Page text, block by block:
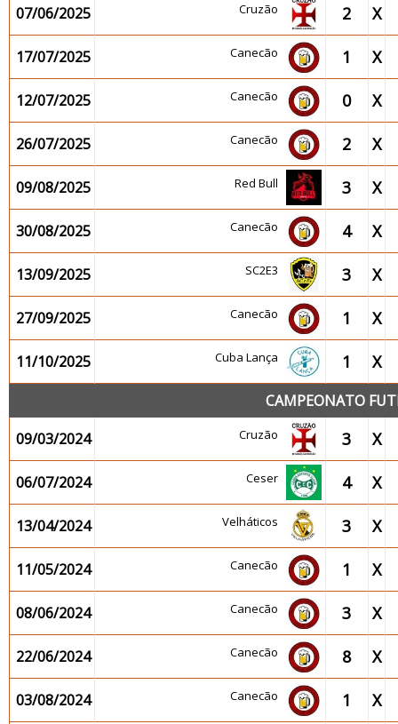
07/06/2025 Cruzão 2 X
17/07/2025 Canecão 1 X
12/07/2025 Canecão 0 X
26/07/2025 Canecão 2 X
09/08/2025 Red Bull 3 X
30/08/2025 Canecão 4 X
13/09/2025 SC2E3 3 X
27/09/2025 Canecão 1 X
11/10/2025 Cuba Lança 1 X
CAMPEONATO
09/03/2024
Cruzão 3 X
06/07/2024 Ceser 4 X
13/04/2024 Velháticos 3 X
11/05/2024 Canecão 1 X
08/06/2024 Canecão 3 X
22/06/2024 Canecão 8 X
03/08/2024 Canecão 1 X